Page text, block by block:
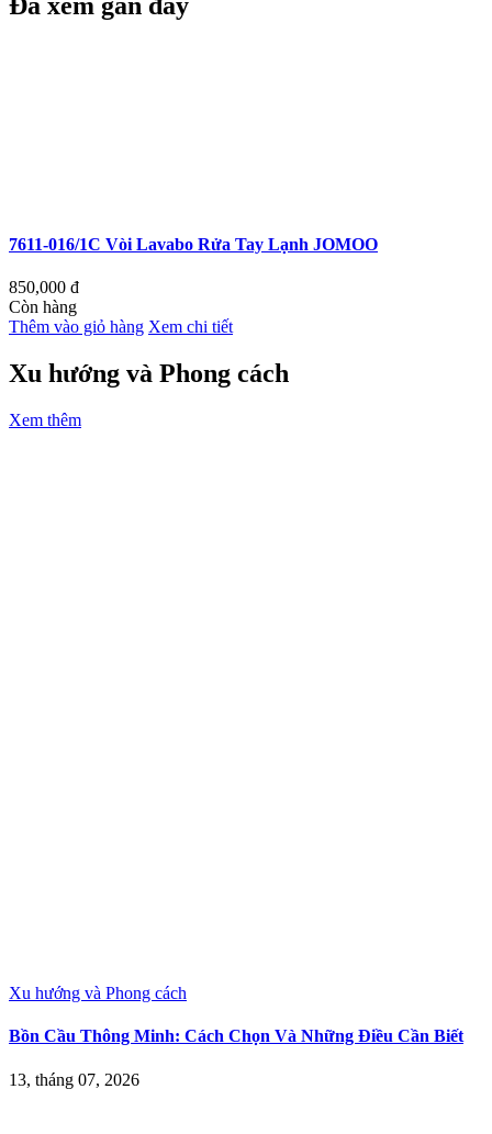
7611-016/1C Vòi Lavabo Rửa Tay Lạnh JOMOO
850,000 đ
Còn hàng
Thêm vào giỏ hàng Xem chi tiết
Xu hướng và Phong cách
Xem thêm
Xu hướng và Phong cách
Bồn Cầu Thông Minh: Cách Chọn Và Những Điều Cần Biết
13, tháng 07, 2026